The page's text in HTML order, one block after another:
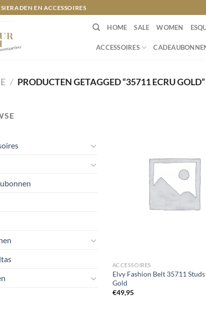
EN ACCESSOIRES
HOME SALE WOMEN
ACCESSOIRES
/ PRODUCTEN GETAGGED “35711 ECRU GOLD”
ACCESSOIRES
Elvy Fashion Belt 35711
Gold
€49,95